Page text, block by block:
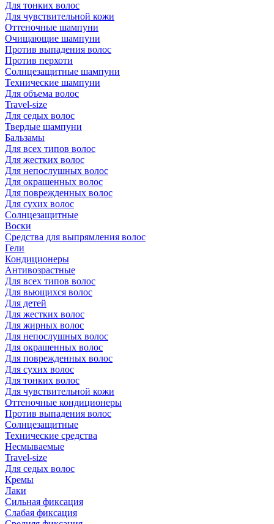
Для тонких волос
Для чувствительной кожи
Оттеночные шампуни
Очищающие шампуни
Против выпадения волос
Против перхоти
Солнцезащитные шампуни
Технические шампуни
Для объема волос
Travel-size
Для седых волос
Твердые шампуни
Бальзамы
Для всех типов волос
Для жестких волос
Для непослушных волос
Для окрашенных волос
Для поврежденных волос
Для сухих волос
Солнцезащитные
Воски
Средства для выпрямления волос
Гели
Кондиционеры
Антивозрастные
Для всех типов волос
Для вьющихся волос
Для детей
Для жестких волос
Для жирных волос
Для непослушных волос
Для окрашенных волос
Для поврежденных волос
Для сухих волос
Для тонких волос
Для чувствительной кожи
Оттеночные кондиционеры
Против выпадения волос
Солнцезащитные
Технические средства
Несмываемые
Travel-size
Для седых волос
Кремы
Лаки
Сильная фиксация
Слабая фиксация